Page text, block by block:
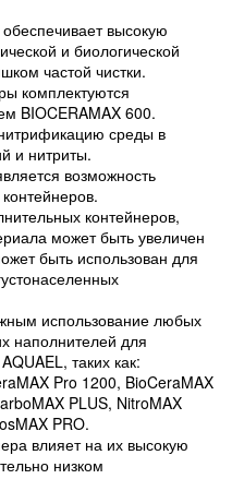
высокую
и биологической
частой чистки.
комплектуются
BIOCERAMAX 600.
среды в
и нитриты.
возможность
контейнеров,
может быть увеличен
быть использован для
использование любых
наполнителей для
таких как:
Pro 1200, BioCeraMAX
PLUS, NitroMAX
PRO.
влияет на их высокую
низком